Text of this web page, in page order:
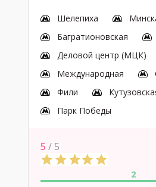
Шелепиха
Багратионовская
Деловой центр (МЦК)
Международная
Фили
Парк Победы
5 / 5
2